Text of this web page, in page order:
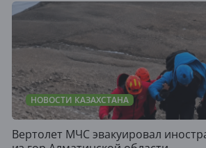
НОВОСТИ КАЗАХСТАНА
Вертолет МЧС эвакуировал